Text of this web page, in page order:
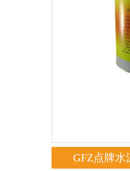
GFZ点牌水